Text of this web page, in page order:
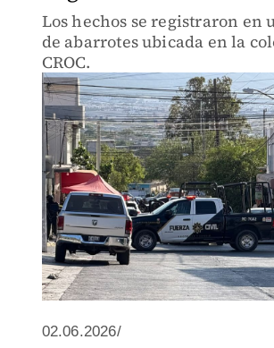
Los hechos se registraron en
de abarrotes ubicada en la
CROC.
02.06.2026/